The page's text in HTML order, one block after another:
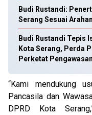
Budi Rustandi:
Serang Sesuai
Budi Rustandi Tepis
Kota Serang, Perda
Perketat Pengawasan
“Kami mendukung
Pancasila dan
DPRD Kota